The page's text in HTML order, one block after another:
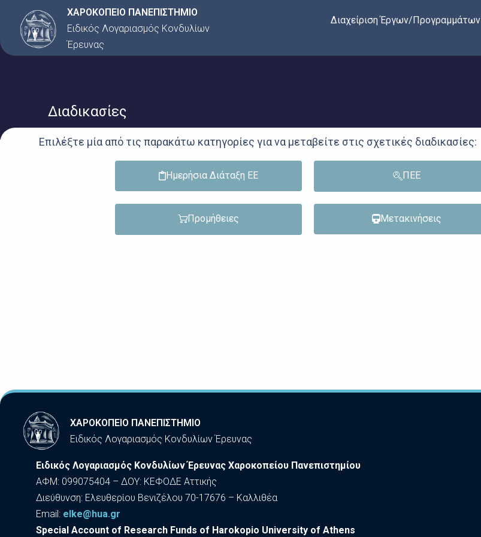
Μετάβαση
περιεχόμενο
ΧΑΡΟΚΟΠΕΙΟ ΠΑΝΕΠΙΣΤΗΜΙΟ
Ειδικός Λογαριασμός Κονδυλίων
Έρευνας
Διαχείριση Έργων/Προγραμμάτων
Διαδικασίες
Επιλέξτε μία από τις παρακάτω κατηγορίες για να μεταβείτε στις σχετικές διαδικασίες:
Ημερήσια Διάταξη ΕΕ ΠΕΕ
Προμήθειες Μετακινήσεις
ΧΑΡΟΚΟΠΕΙΟ ΠΑΝΕΠΙΣΤΗΜΙΟ
Ειδικός Λογαριασμός Κονδυλίων Έρευνας
Ειδικός Λογαριασμός Κονδυλίων Έρευνας Χαροκοπείου Πανεπιστημίου
ΑΦΜ: 099075404 – ΔΟΥ: ΚΕΦΟΔΕ Αττικής
Διεύθυνση: Ελευθερίου Βενιζέλου 70-17676 – Καλλιθέα
Εmail: elke@hua.gr
Special Account of Research Funds of Harokopio University of Athens